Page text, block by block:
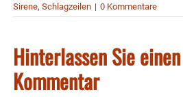
Sirene, Schlagzeilen | 0 Kommentare
Hinterlassen Sie einen
Kommentar